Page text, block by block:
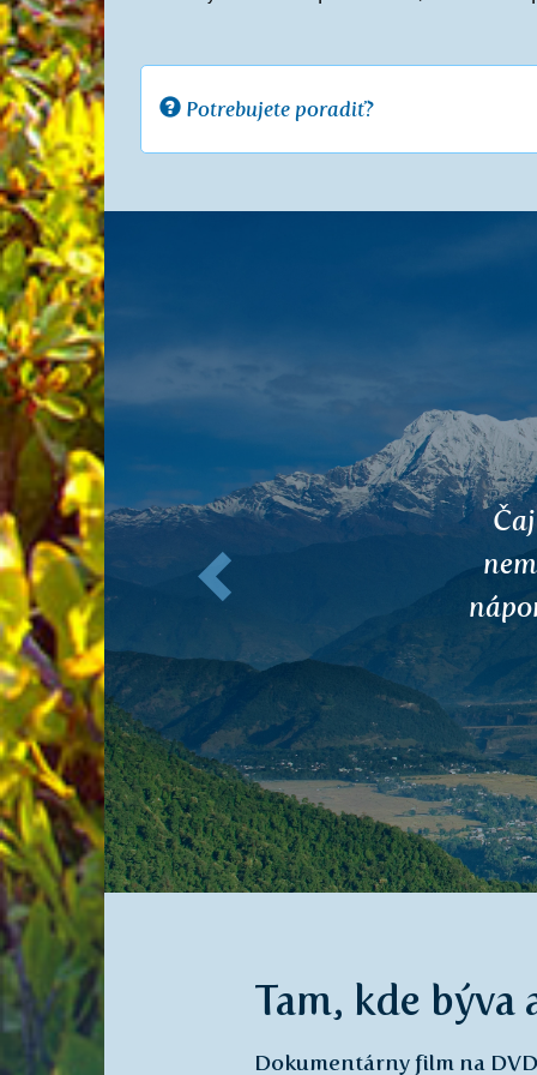
Potrebujete poradiť?
Predchádzajúce
Tam, kde býva
Dokumentárny film na DVD